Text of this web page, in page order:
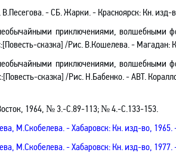
В.Песегова.- СБ. Жарки. - Красноярск: Кн. изд-
приключениями, волшебными
сказка] /Рис. В.Кошелева. - Магадан:
приключениями, волшебными
сказка] /Рис. Н.Бабенко. - АВТ.
1964, № 3.-С.89-113; № 4.-С.133-153.
М.Скобелева. - Хабаровск: Кн. изд-во, 1965.
М.Скобелева. - Хабаровск: Кн. изд-во, 1977.